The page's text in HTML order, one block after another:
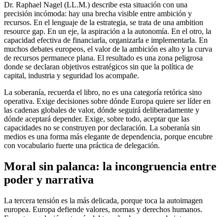
Dr. Raphael Nagel (LL.M.) describe esta situación con una
precisión incómoda: hay una brecha visible entre ambición y
recursos. En el lenguaje de la estrategia, se trata de una ambition
resource gap. En un eje, la aspiración a la autonomía. En el otro, la
capacidad efectiva de financiarla, organizarla e implementarla. En
muchos debates europeos, el valor de la ambición es alto y la curva
de recursos permanece plana. El resultado es una zona peligrosa
donde se declaran objetivos estratégicos sin que la política de
capital, industria y seguridad los acompañe.
La soberanía, recuerda el libro, no es una categoría retórica sino
operativa. Exige decisiones sobre dónde Europa quiere ser líder en
las cadenas globales de valor, dónde seguirá deliberadamente y
dónde aceptará depender. Exige, sobre todo, aceptar que las
capacidades no se construyen por declaración. La soberanía sin
medios es una forma más elegante de dependencia, porque encubre
con vocabulario fuerte una práctica de delegación.
Moral sin palanca: la incongruencia entre
poder y narrativa
La tercera tensión es la más delicada, porque toca la autoimagen
europea. Europa defiende valores, normas y derechos humanos.